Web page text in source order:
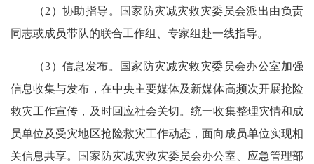
（2）协助指导。国家防灾减灾救灾委员会派出由负责
同志或成员带队的联合工作组、专家组赴一线指导。
（3）信息发布。国家防灾减灾救灾委员会办公室加强
信息收集与发布，在中央主要媒体及新媒体高频次开展抢险
救灾工作宣传，及时回应社会关切。统一收集整理灾情和成
员单位及受灾地区抢险救灾工作动态，面向成员单位实现相
关信息共享。国家防灾减灾救灾委员会办公室、应急管理部